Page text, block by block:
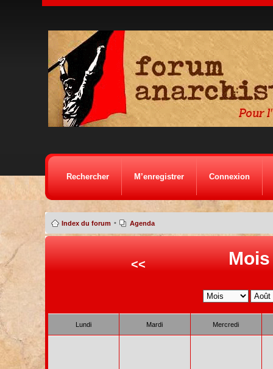
Rechercher M’enregistrer Connexion
Index du forum • Agenda
<<
Lundi Mardi Mercredi